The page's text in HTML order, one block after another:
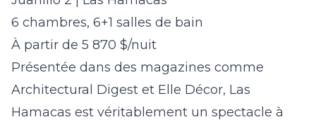
6 chambres, 6+1 salles de bain
À partir de 5 870 $/nuit
Présentée dans des magazines comme
Architectural Digest et Elle Décor, Las
Hamacas est véritablement un spectacle à